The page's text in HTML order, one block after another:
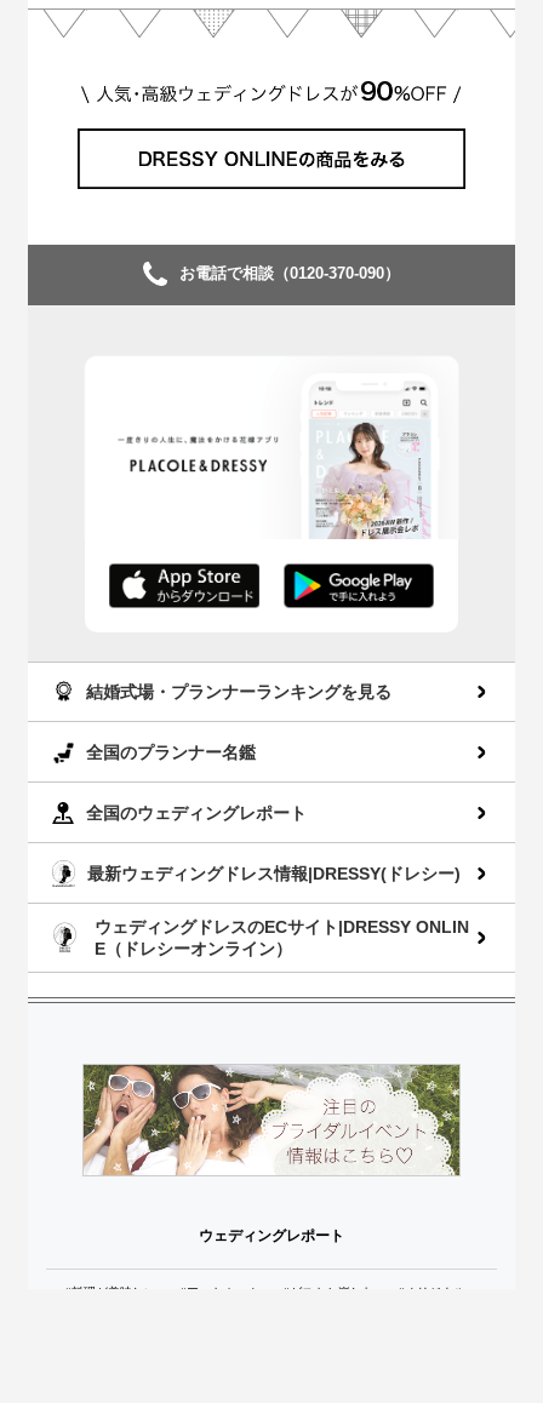
お電話で相談（0120-370-090）
結婚式場・プランナーランキングを見る
全国のプランナー名鑑
全国のウェディングレポート
最新ウェディングドレス情報|DRESSY(ドレシー)
ウェディングドレスのECサイト|DRESSY ONLIN
E（ドレシーオンライン）
ウェディングレポート
#料理が美味しい #アットホーム #ゲストと楽しむ #オリジナル